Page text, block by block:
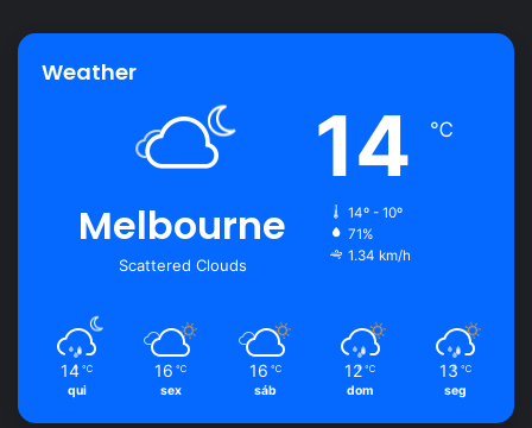
Weather
Melbourne
Scattered Clouds
14 ℃
14º - 10º
71%
1.34 km/h
14 ℃
qui
16 ℃
sex
16 ℃
sáb
12 ℃
dom
13 ℃
seg